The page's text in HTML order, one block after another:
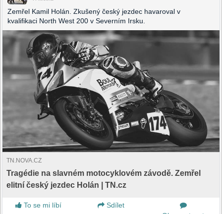
Zemřel Kamil Holán. Zkušený český jezdec havaroval v
kvalifikaci North West 200 v Severním Irsku.
TN.NOVA.CZ
Tragédie na slavném motocyklovém závodě. Zemřel
elitní český jezdec Holán | TN.cz
To se mi líbí
Sdílet